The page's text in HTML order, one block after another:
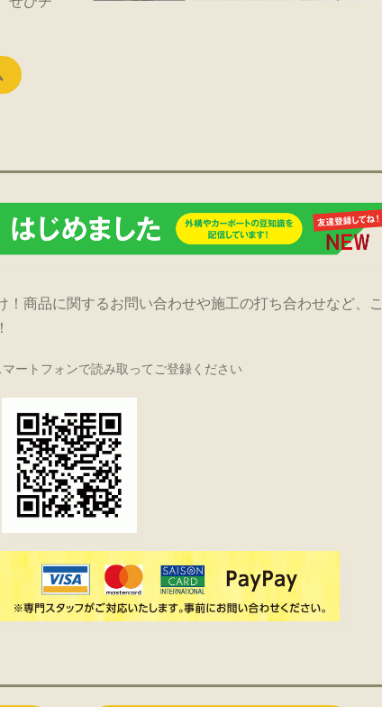
商品に関するお問い合わせや施工の打ち合わせなど、こ
ートフォンで読み取ってご登録ください